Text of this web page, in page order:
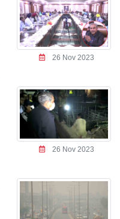
26 Nov 2023
26 Nov 2023